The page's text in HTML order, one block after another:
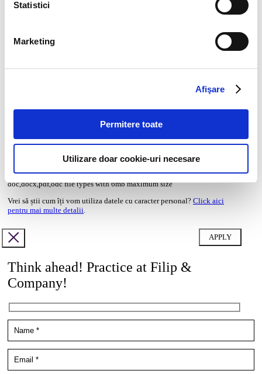
Statistici
Marketing
Afişare
Permitere toate
Utilizare doar cookie-uri necesare
doc,docx,pdf,odc file types with 6mb maximum size
doc,docx,pdf,odc file types with 6mb maximum size
Vrei să știi cum îți vom utiliza datele cu caracter personal? Click aici
pentru mai multe detalii
Think ahead! Practice at Filip &
Company!